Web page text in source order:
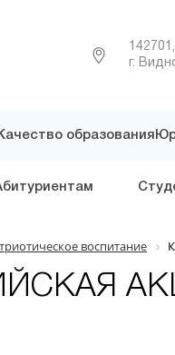
г.
образования
воспитание